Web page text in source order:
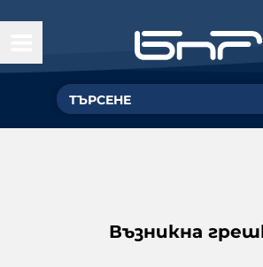
Възникна